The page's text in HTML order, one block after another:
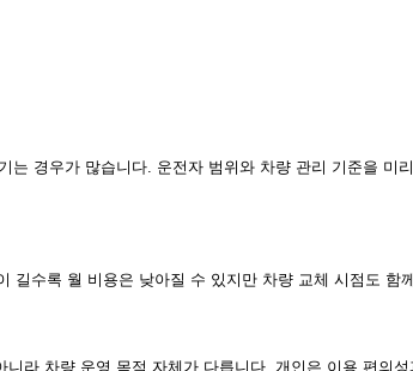
는 경우가 많습니다. 운전자 범위와 차량 관리 기준을 미
길수록 월 비용은 낮아질 수 있지만 차량 교체 시점도 함
라 차량 운영 목적 자체가 다릅니다. 개인은 이용 편의